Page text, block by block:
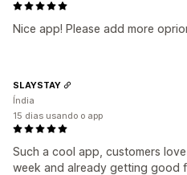
Nice app! Please add more
Such a cool app, customers
week and already getting good
SLAYSTAY
Índia
15 dias usando o app